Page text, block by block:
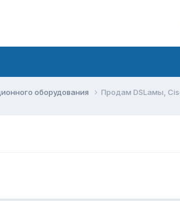
оборудования Продам DSLамы,